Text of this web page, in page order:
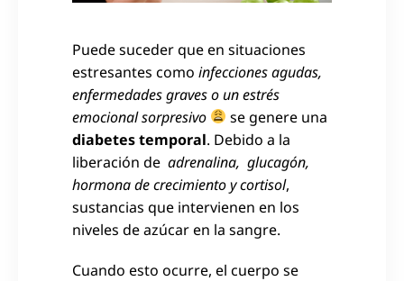
Puede suceder que en situaciones
estresantes como infecciones agudas,
enfermedades graves o un estrés
emocional sorpresivo
se genere una
diabetes temporal. Debido a la
liberación de adrenalina, glucagón,
hormona de crecimiento y cortisol,
sustancias que intervienen en los
niveles de azúcar en la sangre.
Cuando esto ocurre, el cuerpo se